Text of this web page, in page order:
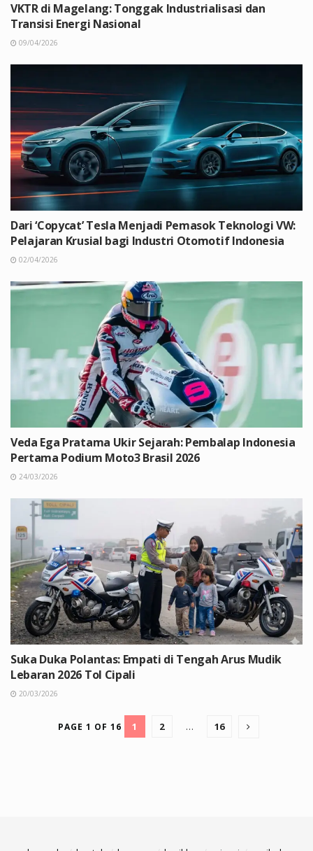
VKTR di Magelang: Tonggak Industrialisasi dan
Transisi Energi Nasional
09/04/2026
Dari ‘Copycat’ Tesla Menjadi Pemasok Teknologi VW:
Pelajaran Krusial bagi Industri Otomotif Indonesia
02/04/2026
Veda Ega Pratama Ukir Sejarah: Pembalap Indonesia
Pertama Podium Moto3 Brasil 2026
24/03/2026
Suka Duka Polantas: Empati di Tengah Arus Mudik
Lebaran 2026 Tol Cipali
20/03/2026
PAGE 1 OF 16 1 2 … 16